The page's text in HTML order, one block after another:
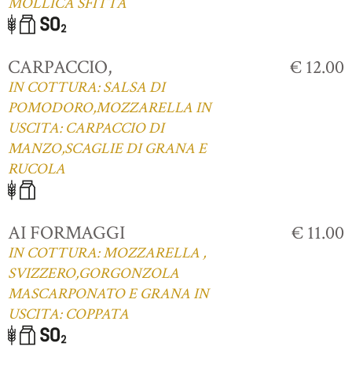
CARPACCIO,
IN COTTURA: SALSA DI
POMODORO,MOZZARELLA IN
USCITA: CARPACCIO DI
MANZO,SCAGLIE DI GRANA E
RUCOLA
€ 12.00
AI FORMAGGI
IN COTTURA: MOZZARELLA ,
SVIZZERO,GORGONZOLA
MASCARPONATO E GRANA IN
USCITA: COPPATA
€ 11.00